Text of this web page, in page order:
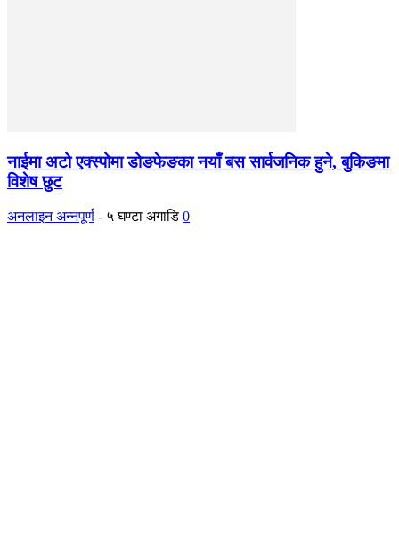
नाईमा अटो एक्स्पोमा डोङफेङका नयाँ बस सार्वजनिक हुने, बुकिङमा
विशेष छुट
अनलाइन अन्नपूर्ण - ५ घण्टा अगाडि 0